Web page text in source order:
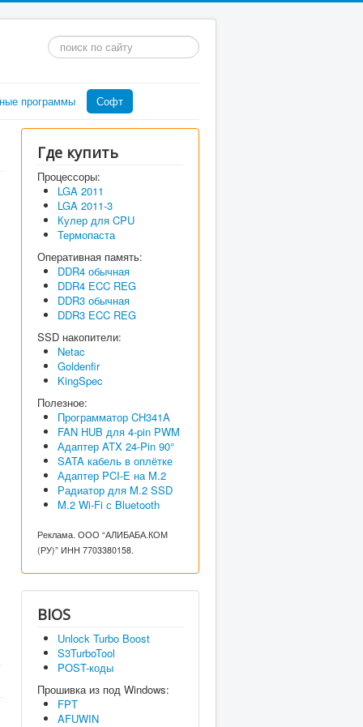
Искать...
программы Софт
Где купить
Процессоры:
LGA 2011
LGA 2011-3
Кулер для CPU
Термопаста
Оперативная память:
DDR4 обычная
DDR4 ECC REG
DDR3 обычная
DDR3 ECC REG
SSD накопители:
Netac
Goldenfir
KingSpec
Полезное:
Программатор CH341A
FAN HUB для 4-pin PWM
Адаптер ATX 24-Pin 90°
SATA кабель в оплётке
Адаптер PCI-E на M.2
Радиатор для M.2 SSD
M.2 Wi-Fi с Bluetooth
Реклама. ООО “АЛИБАБА.КОМ
(РУ)” ИНН 7703380158.
BIOS
Unlock Turbo Boost
S3TurboTool
POST-коды
Прошивка из под Windows:
FPT
AFUWIN